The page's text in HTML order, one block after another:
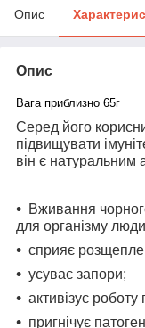
Опис
Опис
Вага приблизно 65г
Серед його
підвищувати
він є натуральним
Вживання
для організму
сприяє
усуває запори;
активізує роботу
пригнічує